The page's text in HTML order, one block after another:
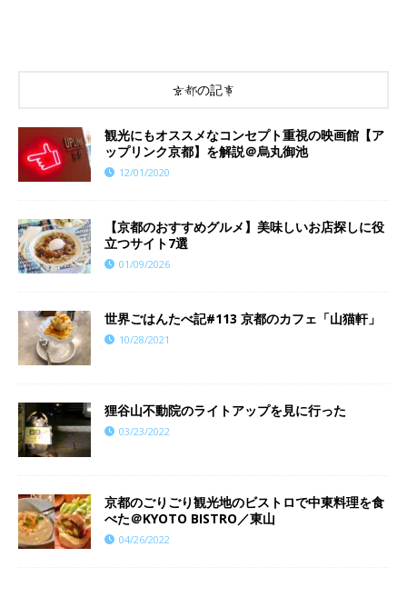
京都の記事
観光にもオススメなコンセプト重視の映画館【ア
ップリンク京都】を解説＠烏丸御池
12/01/2020
【京都のおすすめグルメ】美味しいお店探しに役
立つサイト7選
01/09/2026
世界ごはんたべ記#113 京都のカフェ「山猫軒」
10/28/2021
狸谷山不動院のライトアップを見に行った
03/23/2022
京都のごりごり観光地のビストロで中東料理を食
べた＠KYOTO BISTRO／東山
04/26/2022